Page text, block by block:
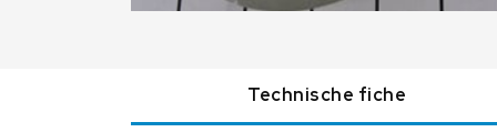
Technische fiche